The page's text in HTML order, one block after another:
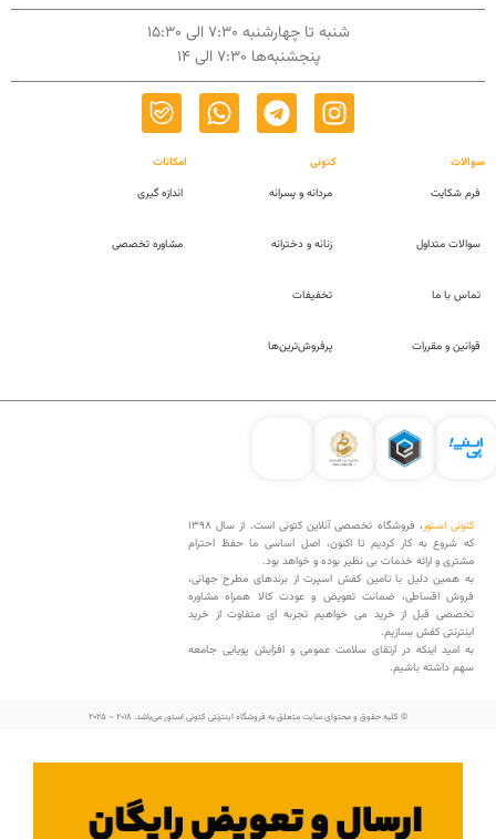
شنبه تا چهارشنبه 7:30 الی 15:30
پنجشنبه‌ها 7:30 الی 14
سوالات
فرم شکایت
سوالات متداول
تماس با ما
قوانین و مقررات
کتونی
مردانه و پسرانه
زنانه و دخترانه
تخفیفات
پرفروش‌ترین‌ها
امکانات
اندازه گیری
مشاوره تخصصی
کتونی استور
، فروشگاه تخصصی آنلاین کتونی است. از سال 1398
که شروع به کار کردیم تا اکنون، اصل اساسی ما حفظ احترام
مشتری و ارائه خدمات بی نظیر بوده و خواهد بود.
به همین دلیل با تامین کفش اسپرت از برندهای مطرح جهانی،
فروش اقساطی، ضمانت تعویض و عودت کالا همراه مشاوره
تخصصی قبل از خرید می خواهیم تجربه ای متفاوت از خرید
اینترنتی کفش بسازیم.
به امید اینکه در ارتقای سلامت عمومی و افزایش پویایی جامعه
سهم داشته باشیم.
© کلیه حقوق و محتوای سایت متعلق به فروشگاه اینترنتی کتونی استور می‌باشد. 2018 – 2025